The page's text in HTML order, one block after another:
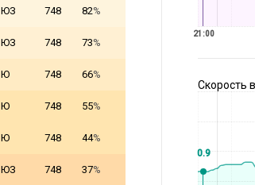
ЮЗ 748 82%
ЮЗ 748 73%
Ю 748 66%
Ю 748 55%
Ю 748 44%
ЮЗ 748 37%
21:00
Скорость
0.9